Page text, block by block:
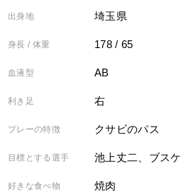
出身地 埼玉県
身長 / 体重 178 / 65
血液型 AB
利き足 右
プレーの特徴 クサビのパス
目標とする選手 池上丈二、ブス
好きな食べ物 焼肉